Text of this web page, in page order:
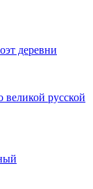
деревни
русской